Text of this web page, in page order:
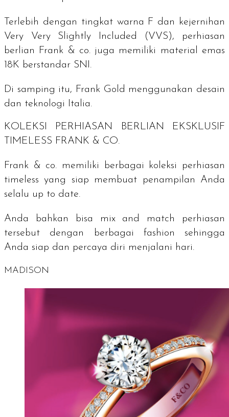
Terlebih dengan tingkat warna F dan kejernihan
Very Very Slightly Included (VVS), perhiasan
berlian Frank & co. juga memiliki material emas
18K berstandar SNI.
Di samping itu, Frank Gold menggunakan desain
dan teknologi Italia.
KOLEKSI PERHIASAN BERLIAN EKSKLUSIF
TIMELESS FRANK & CO.
Frank & co. memiliki berbagai koleksi perhiasan
timelessyang siap membuat penampilan Anda
selalu up to date.
Anda bahkan bisa mix and match
perhiasan
tersebut dengan berbagai fashion sehingga
Anda siap dan percaya diri menjalani hari.
MADISON